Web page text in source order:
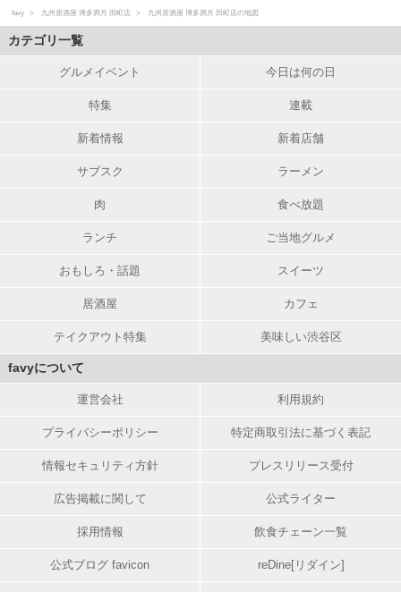
favy 九州居酒屋 博多満月 田町店 九州居酒屋 博多満月 田町店の地図
カテゴリ一覧
グルメイベント 今日は何の日
特集 連載
新着情報 新着店舗
サブスク ラーメン
肉 食べ放題
ランチ ご当地グルメ
おもしろ・話題 スイーツ
居酒屋 カフェ
テイクアウト特集 美味しい渋谷区
favyについて
運営会社 利用規約
プライバシーポリシー 特定商取引法に基づく表記
情報セキュリティ方針 プレスリリース受付
広告掲載に関して 公式ライター
採用情報 飲食チェーン一覧
公式ブログ favicon reDine[リダイン]